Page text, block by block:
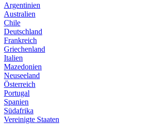
Argentinien
Australien
Chile
Deutschland
Frankreich
Griechenland
Italien
Mazedonien
Neuseeland
Österreich
Portugal
Spanien
Südafrika
Vereinigte Staaten